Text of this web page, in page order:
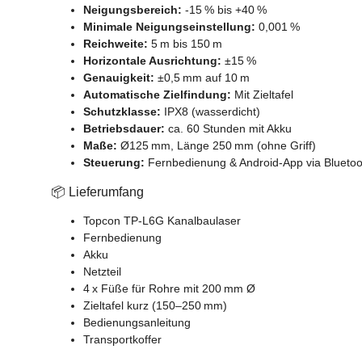
Neigungsbereich: -15 % bis +40 %
Minimale Neigungseinstellung: 0,001 %
Reichweite: 5 m bis 150 m
Horizontale Ausrichtung: ±15 %
Genauigkeit: ±0,5 mm auf 10 m
Automatische Zielfindung: Mit Zieltafel
Schutzklasse: IPX8 (wasserdicht)
Betriebsdauer: ca. 60 Stunden mit Akku
Maße: Ø125 mm, Länge 250 mm (ohne Griff)
Steuerung: Fernbedienung & Android-App via
📦 Lieferumfang
Topcon TP-L6G Kanalbaulaser
Fernbedienung
Akku
Netzteil
4 x Füße für Rohre mit 200 mm Ø
Zieltafel kurz (150–250 mm)
Bedienungsanleitung
Transportkoffer